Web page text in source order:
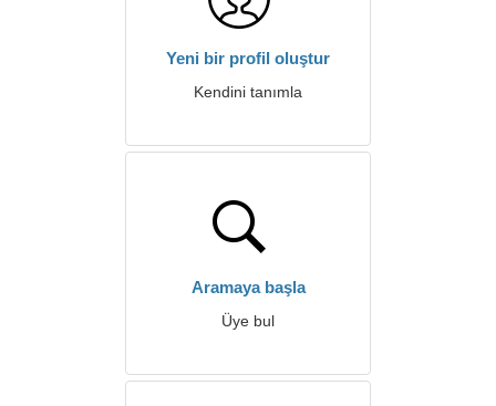
Yeni bir profil oluştur
Kendini tanımla
Aramaya başla
Üye bul